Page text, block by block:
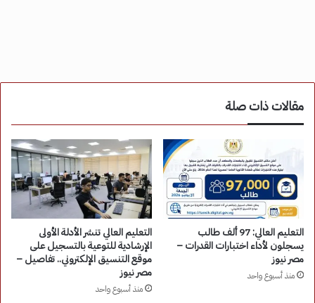
مقالات ذات صلة
التعليم العالي: 97 ألف طالب
يسجلون لأداء اختبارات القدرات –
مصر نيوز
منذ أسبوع واحد
التعليم العالي تنشر الأدلة الأولى
الإرشادية للتوعية بالتسجيل على
موقع التنسيق الإلكتروني.. تفاصيل –
مصر نيوز
منذ أسبوع واحد